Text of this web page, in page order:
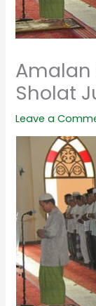
Sholat
Leave a